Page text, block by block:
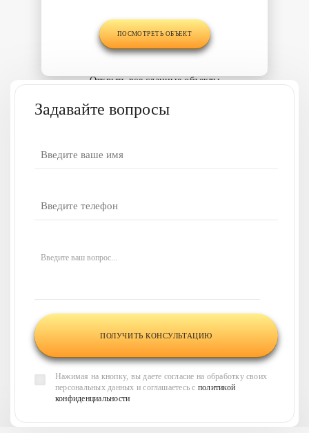
ПОСМОТРЕТЬ ОБЪЕКТ
Открыть все сданные объекты
У вас есть вопросы
консультация?
проконсультируют по всем
Задавайте вопросы
Введите ваш вопрос...
Нажимая на кнопку, вы даете согласие на обработку своих
персональных данных и соглашаетесь с политикой
конфиденциальности